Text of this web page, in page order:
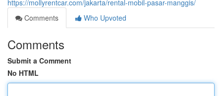
https://mollyrentcar.com/jakarta/rental-mobil-pasar-manggis/
Comments
Who Upvoted
Comments
Submit a Comment
No HTML